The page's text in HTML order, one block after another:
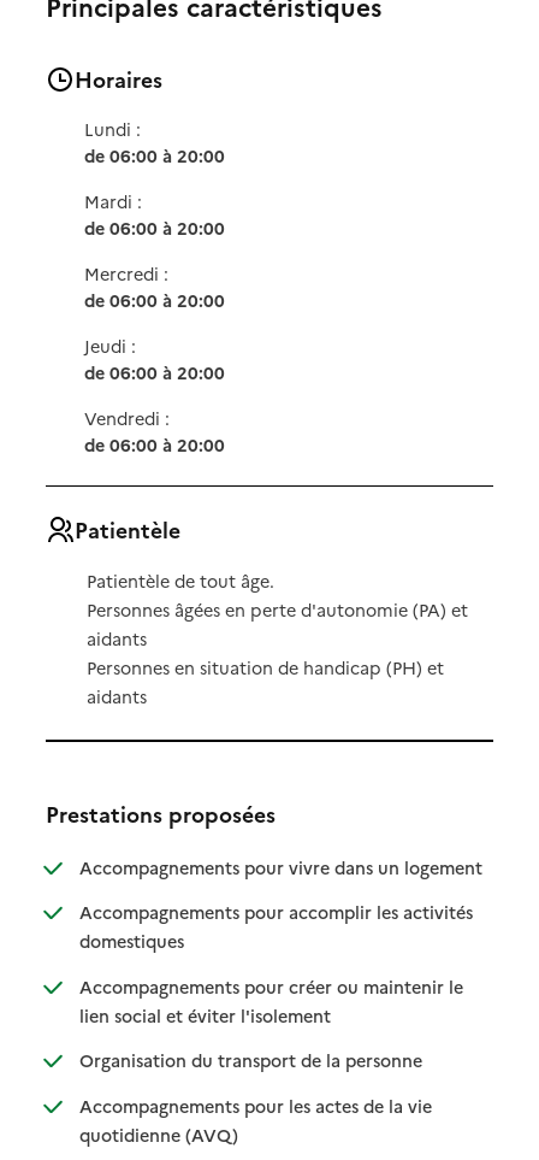
Horaires
Lundi :
de 06:00 à 20:00
Mardi :
de 06:00 à 20:00
Mercredi :
de 06:00 à 20:00
Jeudi :
de 06:00 à 20:00
Vendredi :
de 06:00 à 20:00
Patientèle
Patientèle de tout âge.
Personnes âgées en perte d'autonomie (PA) et
aidants
Personnes en situation de handicap (PH) et
aidants
Prestations proposées
Accompagnements pour vivre dans un logement
:
: non
Accompagnements pour accomplir les activités
domestiques: disponible
: non disponible
Accompagnements pour créer ou maintenir le
lien social et éviter l'isolement: disponible
: non disponible
Organisation du transport de la personne: disponible
: non disponible
Accompagnements pour les actes de la vie
quotidienne (AVQ): disponible
: non disponible